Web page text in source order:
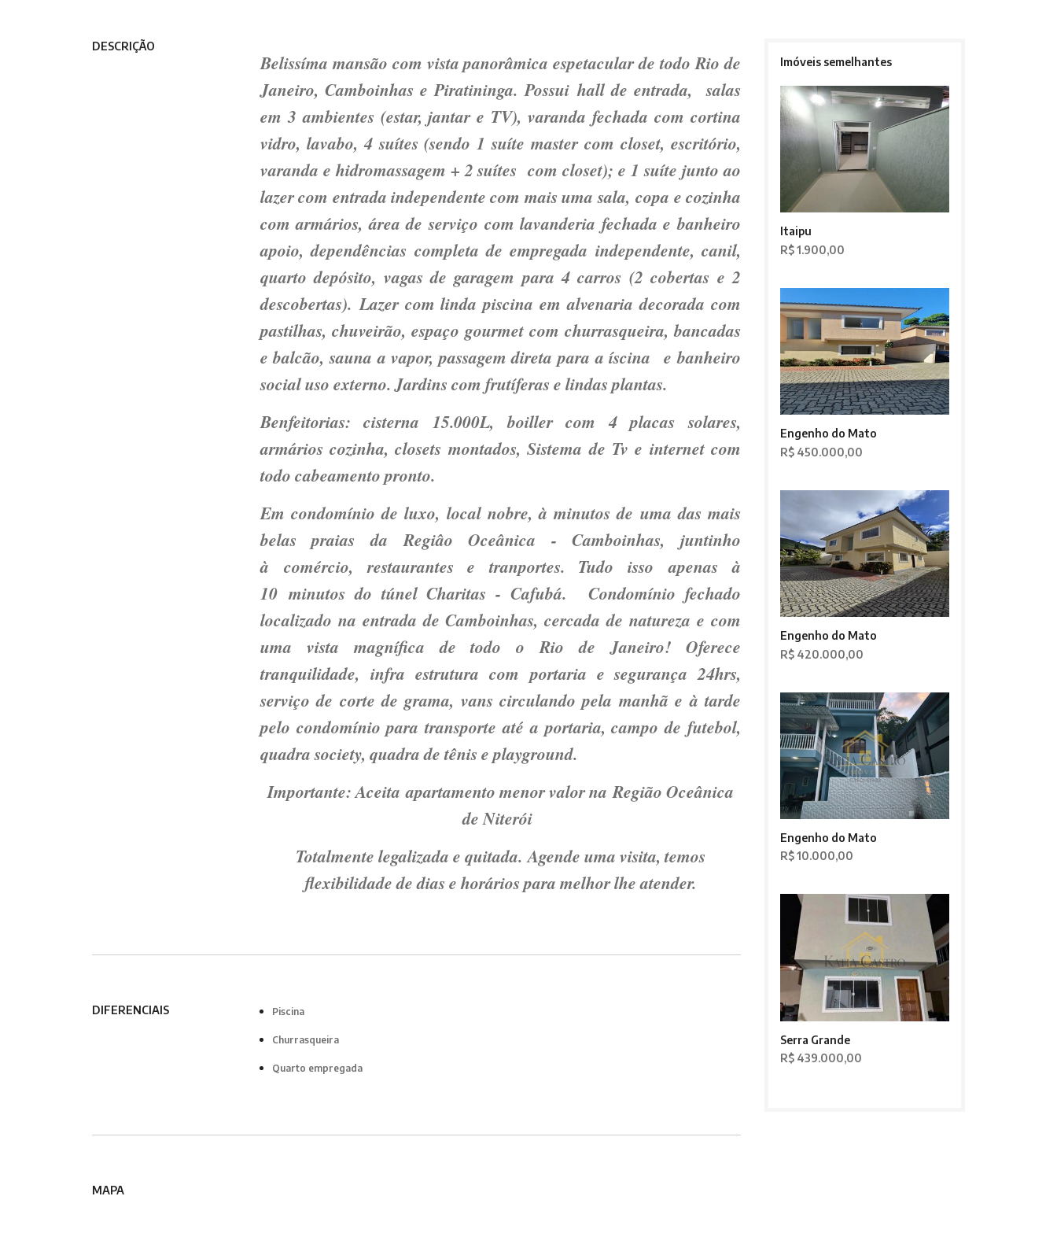
DESCRIÇÃO
Belissíma mansão com vista panorâmica espetacular de todo Rio de
Janeiro, Camboinhas e Piratininga. Possui hall de entrada, salas
em 3 ambientes (estar, jantar e TV), varanda fechada com cortina
vidro, lavabo, 4 suítes (sendo 1 suíte master com closet, escritório,
varanda e hidromassagem + 2 suítes com closet); e 1 suíte junto ao
lazer com entrada independente com mais uma sala, copa e cozinha
com armários, área de serviço com lavanderia fechada e banheiro
apoio, dependências completa de empregada independente, canil,
quarto depósito, vagas de garagem para 4 carros (2 cobertas e 2
descobertas). Lazer com linda piscina em alvenaria decorada com
pastilhas, chuveirão, espaço gourmet com churrasqueira, bancadas
e balcão, sauna a vapor, passagem direta para a íscina e banheiro
social uso externo. Jardins com frutíferas e lindas plantas.
Benfeitorias: cisterna 15.000L, boiller com 4 placas solares,
armários cozinha, closets montados, Sistema de Tv e internet com
todo cabeamento pronto.
Em condomínio de luxo, local nobre, à minutos de uma das mais
belas praias da Regiâo Oceânica - Camboinhas, juntinho
à comércio, restaurantes e tranportes. Tudo isso apenas à
10 minutos do túnel Charitas - Cafubá. Condomínio fechado
localizado na entrada de Camboinhas, cercada de natureza e com
uma vista magnífica de todo o Rio de Janeiro! Oferece
tranquilidade, infra estrutura com portaria e segurança 24hrs,
serviço de corte de grama, vans circulando pela manhã e à tarde
pelo condomínio para transporte até a portaria, campo de futebol,
quadra society, quadra de tênis e playground.
Importante: Aceita apartamento menor valor na Região Oceânica
de Niterói
Totalmente legalizada e quitada. Agende uma visita, temos
flexibilidade de dias e horários para melhor lhe atender.
DIFERENCIAIS Piscina
Churrasqueira
Quarto empregada
MAPA
Imóveis semelhantes
Itaipu
R$ 1.900,00
Engenho do Mato
R$ 450.000,00
Engenho do Mato
R$ 420.000,00
Engenho do Mato
R$ 10.000,00
Serra Grande
R$ 439.000,00